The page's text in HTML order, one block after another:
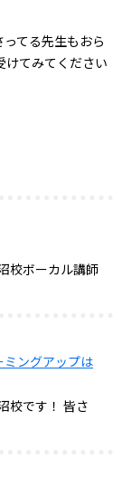
てる先生もおら
けてみてください
校ボーカル講師
ングアップは
校です！ 皆さ